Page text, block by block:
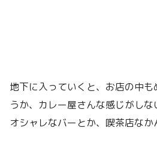
地下に入っていくと、お店の中
うか、カレー屋さんな感じがしな
オシャレなバーとか、喫茶店な